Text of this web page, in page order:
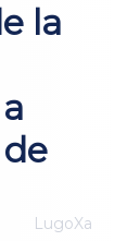
la
LugoXa